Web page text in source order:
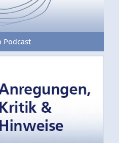
Podcast